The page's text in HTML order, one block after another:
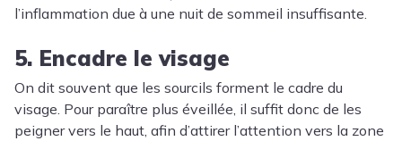
l’inflammation due à une nuit de sommeil insuffisante.
5. Encadre le visage
On dit souvent que les sourcils forment le cadre du
visage. Pour paraître plus éveillée, il suffit donc de les
peigner vers le haut, afin d’attirer l’attention vers la zone